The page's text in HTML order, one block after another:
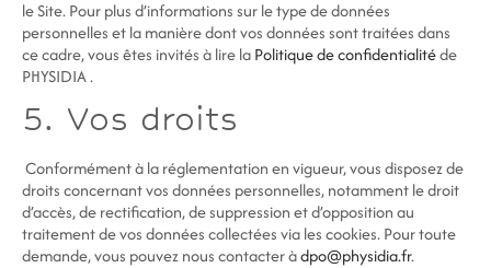
le Site. Pour plus d’informations sur le type de données
personnelles et la manière dont vos données sont traitées dans
ce cadre, vous êtes invités à lire laPolitique de confidentialitéde
PHYSIDIA .
5. Vos droits
Conformément à la réglementation en vigueur, vous disposez de
droits concernant vos données personnelles, notamment le droit
d’accès, de rectification, de suppression et d’opposition au
traitement de vos données collectées via les cookies. Pour toute
demande, vous pouvez nous contacter àdpo@physidia.fr.